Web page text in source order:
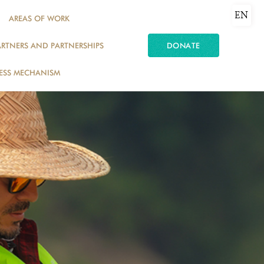
AREAS OF WORK
AND PARTNERSHIPS
MECHANISM
DONATE
EN